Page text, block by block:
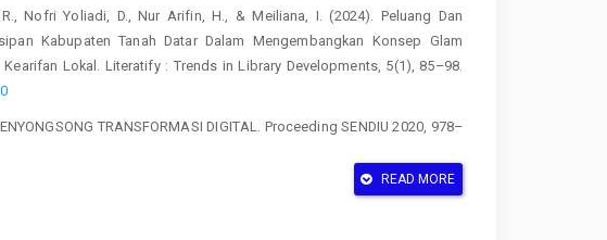
Nofri Yoliadi, D., Nur Arifin, H., & Meiliana, I. (2024). Peluang Dan
Kabupaten Tanah Datar Dalam Mengembangkan Konsep Glam
Lokal. Literatify : Trends in Library Developments, 5(1), 85–98.
TRANSFORMASI DIGITAL. Proceeding SENDIU 2020, 978–
Tindakan Preventif untuk Melindungi Bahan Pustaka sebagai Benda
READ MORE